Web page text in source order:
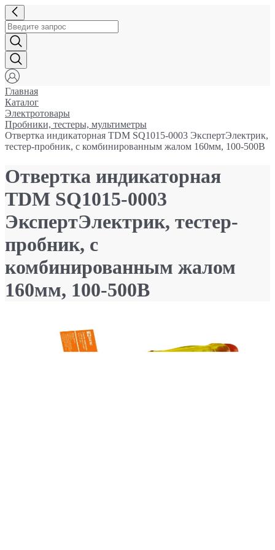
Главная
Каталог
Электротовары
Пробники, тестеры, мультиметры
Отвертка индикаторная TDM SQ1015-0003 ЭкспертЭлектрик,
тестер-пробник, с комбинированным жалом 160мм, 100-500В
Отвертка индикаторная
TDM SQ1015-0003
ЭкспертЭлектрик, тестер-
пробник, с
комбинированным жалом
160мм, 100-500В